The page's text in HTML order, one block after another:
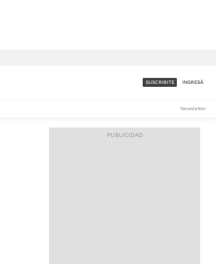
ACCESO FULL - $1.800/MES
SUSCRIBITE INGRESÁ
Newsletter